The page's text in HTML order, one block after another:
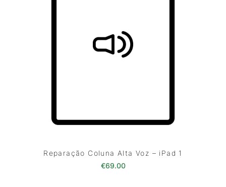
Reparação Coluna Alta Voz – iPad 1
€69.00